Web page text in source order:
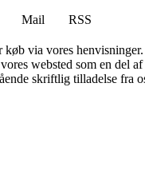
Mail
RSS
via vores henvisninger.
websted som en del
skriftlig tilladelse fra